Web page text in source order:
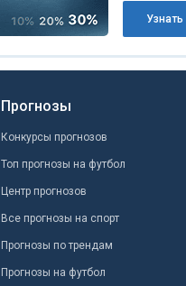
Прогнозы
Конкурсы прогнозов
Топ прогнозы на футбол
Центр прогнозов
Все прогнозы на спорт
Прогнозы по трендам
Прогнозы на футбол